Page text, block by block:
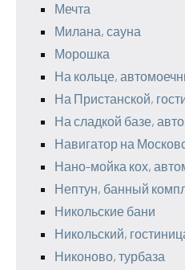
Мечта
Милана, сауна
Морошка
На кольце,
На Пристанской,
На сладкой базе,
Навигатор на
Нано-мойка кох,
Нептун, банный
Никольские бани
Никольский,
Никоново, турбаза